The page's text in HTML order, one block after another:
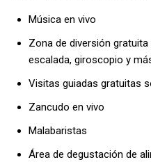
Música en vivo
Zona de diversión
escalada, giroscopio y
Visitas guiadas gratuitas
Zancudo en vivo
Malabaristas
Área de degustación de